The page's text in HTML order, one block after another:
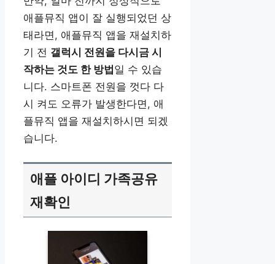
애플뮤직 앱이 잘 실행되었던 상
태라면, 애플뮤직 앱을 재설치하
기 전 갤럭시 전원을 다시금 시
작하는 것도 한 방법 일 수 있습
니다. 스마트폰 전원을 껏다 다
시 켜도 오류가 발생한다면, 애
플뮤직 앱을 재설치하시면 되겠
습니다.
애플 아이디 가족공유
재확인